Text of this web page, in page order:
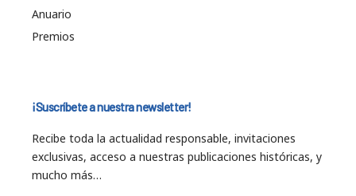
Anuario
Premios
¡Suscríbete a nuestra newsletter!
Recibe toda la actualidad responsable, invitaciones
exclusivas, acceso a nuestras publicaciones históricas, y
mucho más…